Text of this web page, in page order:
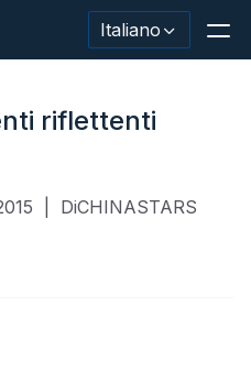
Italiano
riflettenti
DiCHINASTARS